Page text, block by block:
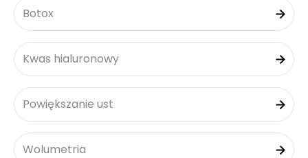
Botox
Kwas hialuronowy
Powiększanie ust
Wolumetria